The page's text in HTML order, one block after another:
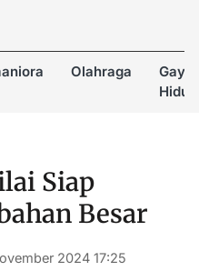
Olahraga
Gaya
Hidup
Siap
Besar
2024 17:25